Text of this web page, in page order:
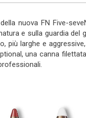
nuova FN Five-
e sulla guardia
più larghe e
una canna